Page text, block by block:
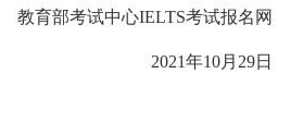
教育部考试中心IELTS考试报名网
2021年10月29日